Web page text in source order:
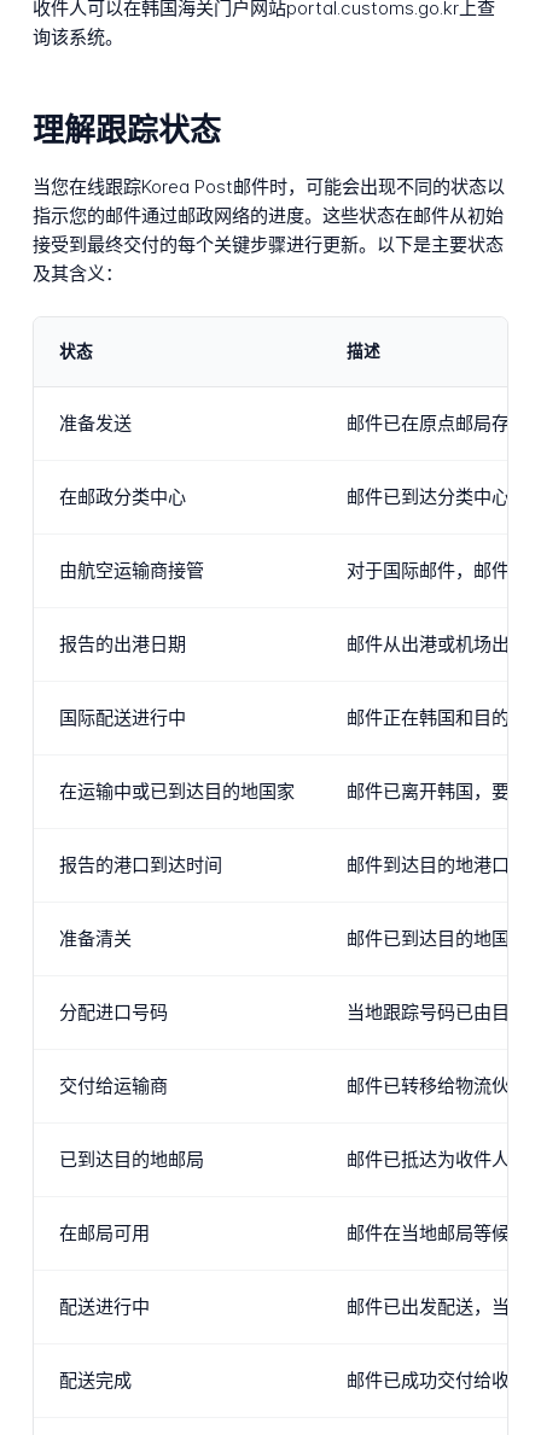
收件人可以在韩国海关门户网站portal.customs.go.kr上查
询该系统。
理解跟踪状态
当您在线跟踪Korea Post邮件时，可能会出现不同的状态以
指示您的邮件通过邮政网络的进度。这些状态在邮件从初始
接受到最终交付的每个关键步骤进行更新。以下是主要状态
及其含义：
状态 描述
准备发送 邮件已在原点邮局存放
在邮政分类中心 邮件已到达分类中心，
由航空运输商接管 对于国际邮件，邮件已
报告的出港日期 邮件从出港或机场出发
国际配送进行中 邮件正在韩国和目的地
在运输中或已到达目的地国家 邮件已离开韩国，要么
报告的港口到达时间 邮件到达目的地港口或
准备清关 邮件已到达目的地国家
分配进口号码 当地跟踪号码已由目的
交付给运输商 邮件已转移给物流伙伴
已到达目的地邮局 邮件已抵达为收件人地
在邮局可用 邮件在当地邮局等候，
配送进行中 邮件已出发配送，当天
配送完成 邮件已成功交付给收件